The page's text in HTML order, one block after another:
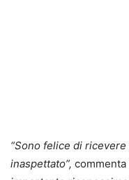
“Sono felice di
inaspettato”,